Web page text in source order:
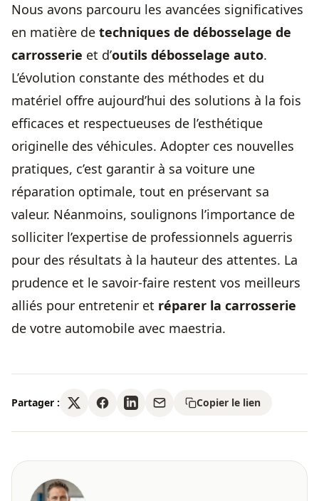
Nous avons parcouru les avancées significatives
en matière de techniques de débosselage de
carrosserie et d’outils débosselage auto.
L’évolution constante des méthodes et du
matériel offre aujourd’hui des solutions à la fois
efficaces et respectueuses de l’esthétique
originelle des véhicules. Adopter ces nouvelles
pratiques, c’est garantir à sa voiture une
réparation optimale, tout en préservant sa
valeur. Néanmoins, soulignons l’importance de
solliciter l’expertise de professionnels aguerris
pour des résultats à la hauteur des attentes. La
prudence et le savoir-faire restent vos meilleurs
alliés pour entretenir et réparer la carrosserie
de votre automobile avec maestria.
Partager : Copier le lien